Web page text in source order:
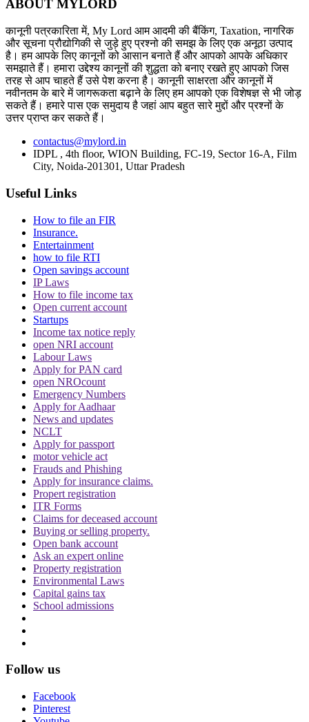
प्रक्रिया के संबंध में दायर एक अलग याचिका की सुनवाई की थी. बेंच ने BPSC और
राज्य सरकार से अपने उत्तर में हलफनामे दायर करने के लिए कहा. उन्होंने 31
जनवरी को उत्तर दायर किया.
बेंच ने परीक्षा परिणामों की घोषणा पर रोक लगाने से इनकार कर दिया, लेकिन यह स्पष्ट
किया कि
इस मामले की अगली सुनवाई 28 फरवरी को निर्धारित की गई है.
(खबर IANS इनपुट से है)
Topics
BPSC Prelims Exam 70th BPSC Exam
Court
Trending in Hindi
CJI पर जूता फेंकने वाले वकील की बढ़ी मुश्किलें, AG
ने 'अवमानना' की कार्यवाही शुरू करने की इजाजत दी
पर्सनैलिटी राइट्स मामले में ऋतिक रोशन को मिली
Delhi HC को बड़ी राहत, कहा- ऑनलाइन प्लेटफॉर्म्स
को ऐसे पोस्ट हटाने होंगे
दिवाली पर Delhi-NCR के लोग फोड़ सकेंगे पटाखें,
ABOUT MYLORD
कानूनी पत्रकारिता में, My Lord आम आदमी की बैंकिंग, Taxation, नागरिक
और सूचना प्रौद्योगिकी से जुड़े हुए प्रश्नो की समझ के लिए एक अनूठा उत्पाद
है। हम आपके लिए कानूनों को आसान बनाते हैं और आपको आपके अधिकार
समझाते हैं। हमारा उद्देश्य कानूनों की शुद्धता को बनाए रखते हुए आपको जिस
तरह से आप चाहते हैं उसे पेश करना है। कानूनी साक्षरता और कानूनों में
नवीनतम के बारे में जागरूकता बढ़ाने के लिए हम आपको एक विशेषज्ञ से भी जोड़
सकते हैं। हमारे पास एक समुदाय है जहां आप बहुत सारे मुद्दों और प्रश्नों के
उत्तर प्राप्त कर सकते हैं।
contactus@mylord.in
IDPL , 4th floor, WION Building, FC-19, Sector 16-A, Film
City, Noida-201301, Uttar Pradesh
Useful Links
How to file an FIR
Insurance.
Entertainment
how to file RTI
Open savings account
IP Laws
How to file income tax
Open current account
Startups
Income tax notice reply
open NRI account
Labour Laws
Apply for PAN card
open NROcount
Emergency Numbers
Apply for Aadhaar
News and updates
NCLT
Apply for passport
motor vehicle act
Frauds and Phishing
Apply for insurance claims.
Propert registration
ITR Forms
Claims for deceased account
Buying or selling property.
Open bank account
Ask an expert online
Property registration
Environmental Laws
Capital gains tax
School admissions
Follow us
Facebook
Pinterest